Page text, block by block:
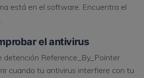
está en el software. Encuentra el
el antivirus
detención Reference_By_Pointer
cuando tu antivirus interfiere con tu